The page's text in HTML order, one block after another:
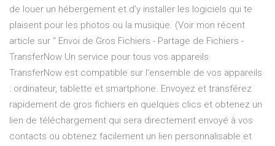
de louer un hébergement et d’y installer les logiciels qui te
plaisent pour les photos ou la musique. (Voir mon récent
article sur “ Envoi de Gros Fichiers - Partage de Fichiers -
TransferNow Un service pour tous vos appareils.
TransferNow est compatible sur l'ensemble de vos appareils
: ordinateur, tablette et smartphone. Envoyez et transférez
rapidement de gros fichiers en quelques clics et obtenez un
lien de téléchargement qui sera directement envoyé à vos
contacts ou obtenez facilement un lien personnalisable et